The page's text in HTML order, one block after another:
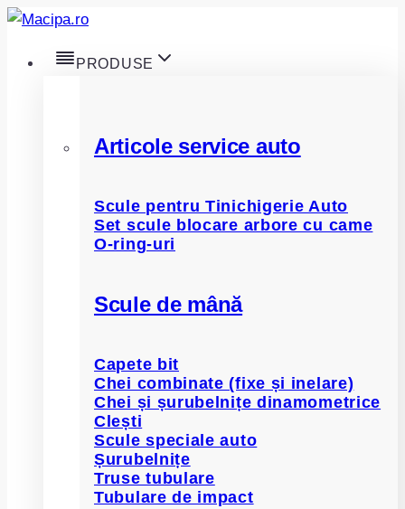
Skip
content
PRODUSE
Articole service auto
Scule pentru Tinichigerie Auto
Set scule blocare arbore cu came
O-ring-uri
Scule de mână
Capete bit
Chei combinate (fixe și inelare)
Chei și șurubelnițe dinamometrice
Clești
Scule speciale auto
Șurubelnițe
Truse tubulare
Tubulare de impact